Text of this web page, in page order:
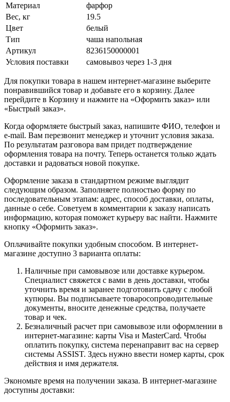
Материал
фарфор
Вес, кг
19.5
Цвет
белый
Тип
чаша напольная
Артикул
8236150000001
Условия поставки
самовывоз через 1-3 дня
Для покупки товара в нашем интернет-магазине выберите
понравившийся товар и добавьте его в корзину. Далее
перейдите в Корзину и нажмите на «Оформить заказ» или
«Быстрый заказ».
Когда оформляете быстрый заказ, напишите ФИО, телефон и
e-mail. Вам перезвонит менеджер и уточнит условия заказа.
По результатам разговора вам придет подтверждение
оформления товара на почту. Теперь останется только ждать
доставки и радоваться новой покупке.
Оформление заказа в стандартном режиме выглядит
следующим образом. Заполняете полностью форму по
последовательным этапам: адрес, способ доставки, оплаты,
данные о себе. Советуем в комментарии к заказу написать
информацию, которая поможет курьеру вас найти. Нажмите
кнопку «Оформить заказ».
Оплачивайте покупки удобным способом. В интернет-
магазине доступно 3 варианта оплаты:
Наличные при самовывозе или доставке курьером.
Специалист свяжется с вами в день доставки, чтобы
уточнить время и заранее подготовить сдачу с любой
купюры. Вы подписываете товаросопроводительные
документы, вносите денежные средства, получаете
товар и чек.
Безналичный расчет при самовывозе или оформлении в
интернет-магазине: карты Visa и MasterCard. Чтобы
оплатить покупку, система перенаправит вас на сервер
системы ASSIST. Здесь нужно ввести номер карты, срок
действия и имя держателя.
Экономьте время на получении заказа. В интернет-магазине
доступны доставки: